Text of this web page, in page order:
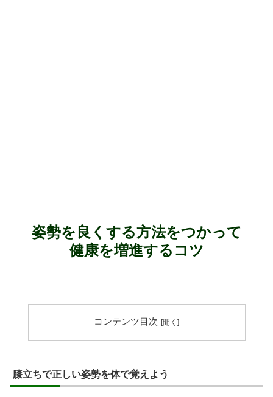
姿勢を良くする方法をつかって
健康を増進するコツ
コンテンツ目次
膝立ちで正しい姿勢を体で覚えよう